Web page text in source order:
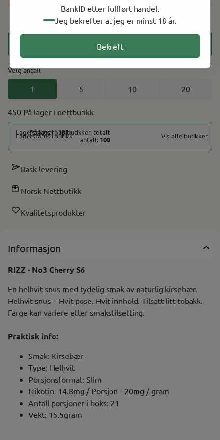
BankID etter fullført handel.
Jeg bekrefter at jeg er minst 18 år.
Bekreft
Legg i handlekurv
Velg antall
1 5 10 20
450 På lager
På lager i13butikker, totalt
antall: 108 Vis alle butikker
Rask levering
Norsk Nettbutikk
Kvalitetsprodukter
Informasjon
RIZZ - No3 Cherry S6
En helhvit snus med tydelig smak av naturlig kirsebær.
Helhvit snus = Hvit pose. Hvit innhold. Tilsatt litt tobakk.
Farge kan variere etter smakstilsetting.
Praktisk info:
Smak: Kirsebær
Type: Helhvit
Porsjonsformat: Slim
Nikotin: 14.8mg / Porsjon - 20mg / gram
Antall porsjoner i boks: 21
Vekt: 15.5gram